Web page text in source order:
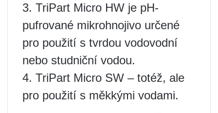
3. TriPart Micro HW je pH-
pufrované mikrohnojivo určené
pro použití s ​​tvrdou vodovodní
nebo studniční vodou.
4. TriPart Micro SW – totéž, ale
pro použití s ​​měkkými vodami.